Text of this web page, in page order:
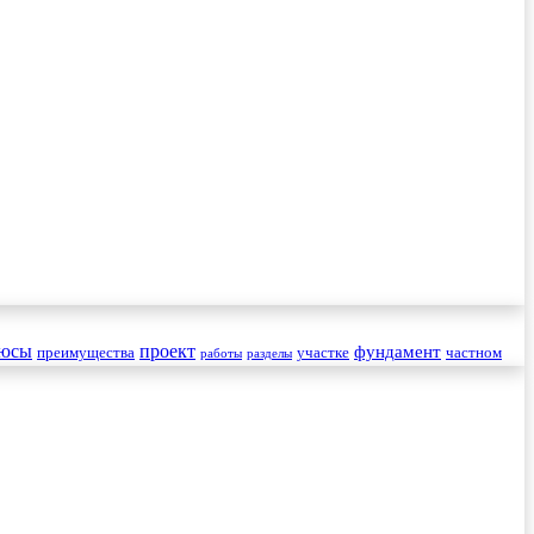
преимущества проект работы разделы участке фундамент частном